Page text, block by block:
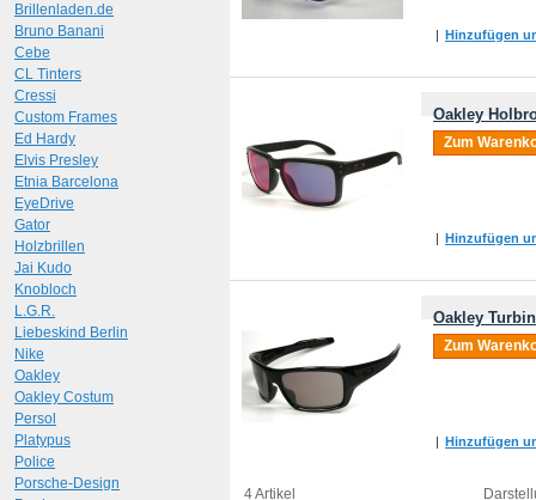
| Hinzufügen
Oakley
Zum
| Hinzufügen
Oakley
Zum
| Hinzufügen
4 Artikel
Brillenladen.de
Bruno Banani
Cebe
CL Tinters
Cressi
Custom Frames
Ed Hardy
Elvis Presley
Etnia Barcelona
EyeDrive
Gator
Holzbrillen
Jai Kudo
Knobloch
L.G.R.
Liebeskind Berlin
Nike
Oakley
Oakley Costum
Persol
Platypus
Police
Porsche-Design